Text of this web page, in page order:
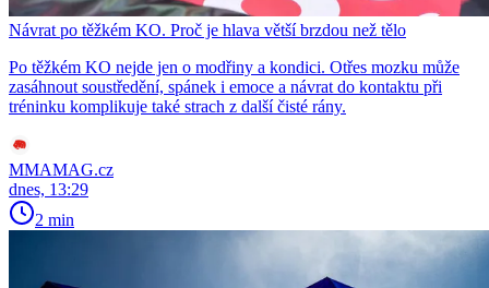
Návrat po těžkém KO. Proč je hlava větší brzdou než tělo
Po těžkém KO nejde jen o modřiny a kondici. Otřes mozku může
zasáhnout soustředění, spánek i emoce a návrat do kontaktu při
tréninku komplikuje také strach z další čisté rány.
MMAMAG.cz
dnes, 13:29
2 min